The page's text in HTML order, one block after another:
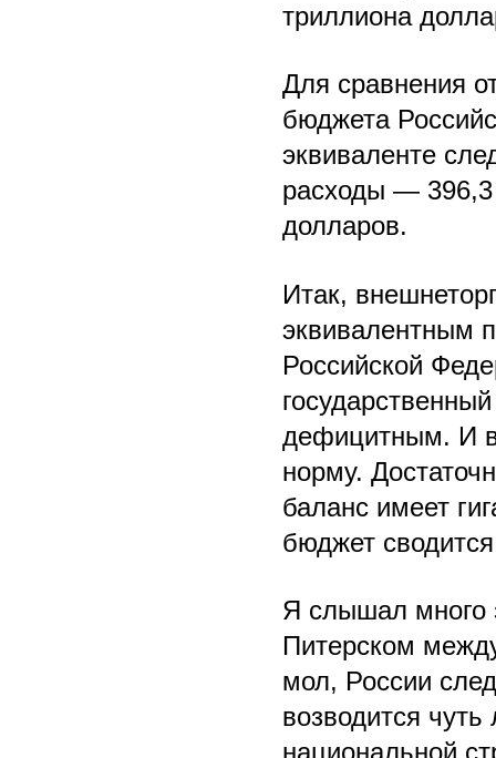
триллиона
Для сравнения
бюджета
эквиваленте
расходы —
долларов.
Итак,
эквивалентным
Российской
дефицитным. И
норму.
баланс имеет
бюджет
Я слышал много
Питерском
мол, России
возводится